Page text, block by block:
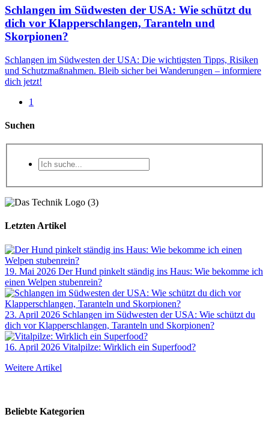
Schlangen im Südwesten der USA: Wie schützt du
dich vor Klapperschlangen, Taranteln und
Skorpionen?
Schlangen im Südwesten der USA: Die wichtigsten Tipps, Risiken
und Schutzmaßnahmen. Bleib sicher bei Wanderungen – informiere
dich jetzt!
1
Suchen
Letzten Artikel
19. Mai 2026 Der Hund pinkelt ständig ins Haus: Wie bekomme ich
einen Welpen stubenrein?
23. April 2026 Schlangen im Südwesten der USA: Wie schützt du
dich vor Klapperschlangen, Taranteln und Skorpionen?
16. April 2026 Vitalpilze: Wirklich ein Superfood?
Weitere Artikel
Beliebte Kategorien